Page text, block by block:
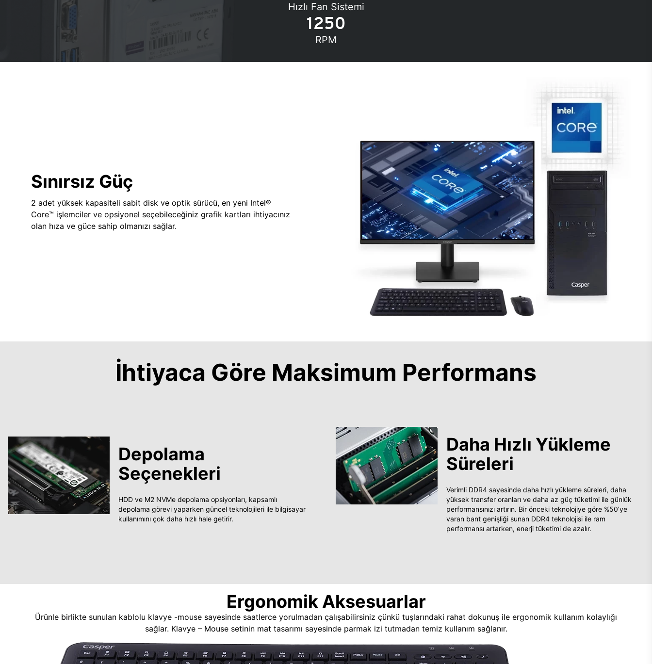
Hızlı Fan Sistemi
1250
RPM
Sınırsız Güç
2 adet yüksek kapasiteli sabit disk ve optik sürücü, en yeni Intel®
Core™ işlemciler ve opsiyonel seçebileceğiniz grafik kartları ihtiyacınız
olan hıza ve güce sahip olmanızı sağlar.
İhtiyaca Göre Maksimum Performans
Depolama
Seçenekleri
HDD ve M2 NVMe depolama opsiyonları, kapsamlı
depolama görevi yaparken güncel teknolojileri ile bilgisayar
kullanımını çok daha hızlı hale getirir.
Daha Hızlı Yükleme
Süreleri
Verimli DDR4 sayesinde daha hızlı yükleme süreleri, daha
yüksek transfer oranları ve daha az güç tüketimi ile günlük
performansınızı artırın. Bir önceki teknolojiye göre %50’ye
varan bant genişliği sunan DDR4 teknolojisi ile ram
performansı artarken, enerji tüketimi de azalır.
Ergonomik Aksesuarlar
Ürünle birlikte sunulan kablolu klavye -mouse sayesinde saatlerce yorulmadan çalışabilirsiniz çünkü tuşlarındaki rahat dokunuş ile ergonomik kullanım kolaylığı
sağlar. Klavye – Mouse setinin mat tasarımı sayesinde parmak izi tutmadan temiz kullanım sağlanır.